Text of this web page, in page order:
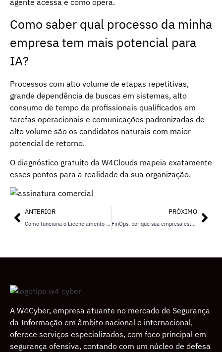
Como saber qual processo da minha
empresa tem mais potencial para
IA?
Processos com alto volume de etapas repetitivas,
grande dependência de buscas em sistemas, alto
consumo de tempo de profissionais qualificados em
tarefas operacionais e comunicações padronizadas de
alto volume são os candidatos naturais com maior
potencial de retorno.
O diagnóstico gratuito da W4Clouds mapeia exatamente
esses pontos para a realidade da sua organização.
ANTERIOR
Como funciona o Licenciamento Microsoft e quais as opções disponíveis?
PRÓXIMO
FinOps: por que sua empresa está pagando mais do que deveria na nuvem
A W4Cyber, empresa atuante no mercado de Segurança
da Informação em âmbito nacional e internacional,
oferece serviços especializados, com foco principal em
segurança ofensiva, contando com um núcleo de defesa